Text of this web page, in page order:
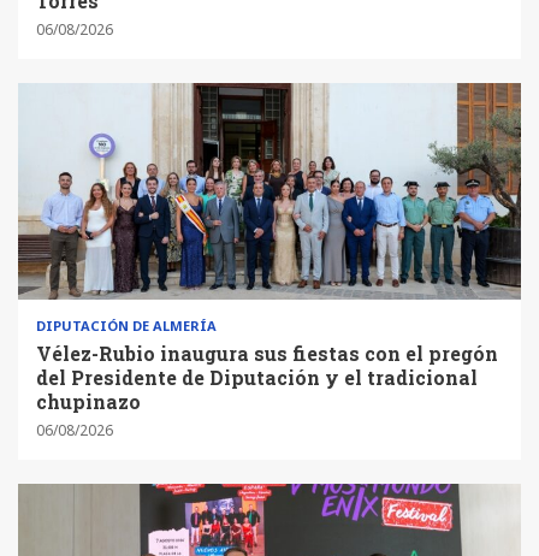
06/08/2026
DIPUTACIÓN DE ALMERÍA
Vélez-Rubio inaugura sus fiestas con el pregón
del Presidente de Diputación y el tradicional
chupinazo
06/08/2026